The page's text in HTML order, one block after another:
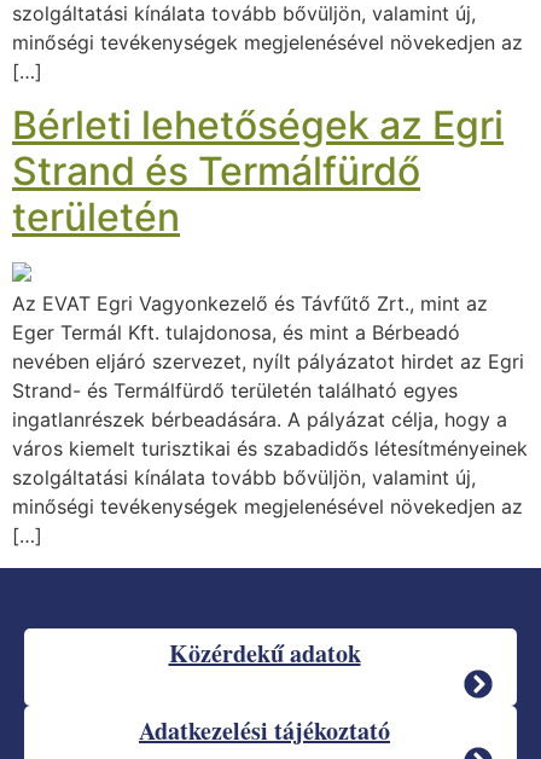
szolgáltatási kínálata tovább bővüljön, valamint új,
minőségi tevékenységek megjelenésével növekedjen az
[…]
Bérleti lehetőségek az Egri
Strand és Termálfürdő
területén
Az EVAT Egri Vagyonkezelő és Távfűtő Zrt., mint az
Eger Termál Kft. tulajdonosa, és mint a Bérbeadó
nevében eljáró szervezet, nyílt pályázatot hirdet az Egri
Strand- és Termálfürdő területén található egyes
ingatlanrészek bérbeadására. A pályázat célja, hogy a
város kiemelt turisztikai és szabadidős létesítményeinek
szolgáltatási kínálata tovább bővüljön, valamint új,
minőségi tevékenységek megjelenésével növekedjen az
[…]
Közérdekű adatok
Adatkezelési tájékoztató